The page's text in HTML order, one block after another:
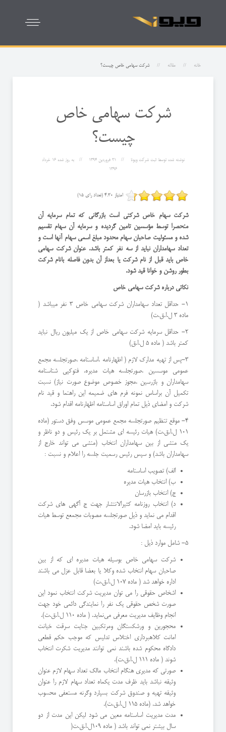
خانه مقاله شرکت سهامی خاص چیست؟
شرکت سهامی خاص
چیست؟
نوشته شده توسطثبت شرکت ویونا 21 فروردين 1394 به روز شده
16 خرداد
1396
امتیاز 4.30 (تعداد رای 15)
شرکت سهام خاص شركتی است بازرگانی كه تمام سرمایه آن
منحصرا توسط مؤسسین تامین گردیده و سرمایه آن سهام تقسیم
شده و مسئولیت صاحبان سهام محدود مبلغ اسمی سهام آنها است و
تعداد سهامداران نباید از سه نفر كمتر باشد. عنوان شركت سهامی
خاص باید قبل از نام شركت یا بعداز آن بدون فاصله بانام شركت
بطور روشن و خوانا قید شود.
نكاتی درباره شركت سهامی خاص
1- حداقل تعداد سهامداران شركت سهامی خاص ٣ نفر میباشد (
ماده ٣ ل.ا.ق.ت)
2- حداقل سرمایه شركت سهامی خاص از یك میلیون ریال نباید
كمتر باشد ( ماده ٥ ل.ا.ق)
3-پس از تهیه مدارك لازم ( اظهارنامه ،اساسنامه ،صورتجلسه مجمع
عمومی موسسین ،صورتجلسه هیات مدیره، فتوكپی شناسنامه
سهامداران و بازرسین ،مجوز خصوص موضوع صورت نیاز) نسبت
تكمیل آن براساس نمونه فرم های ضمیمه این راهنما و قید نام
شركت و امضای ذیل تمام اوراق اساسنامه اظهارنامه اقدام شود.
٤- موقع تنظیم صورتجلسه مجمع عمومی موسس وفق دستور (ماده
١٠١ ل.ا.ق.ت) هیات رئیسه ای مشتمل بر یك رئیس و دو ناظر و
یك منشی از بین سهامداران انتخاب (منشی می تواند خارج از
سهامداران باشد) و سپس رئیس رسمیت جلسه را اعلام و نسبت :
الف) تصویب اساسنامه
ب) انتخاب هیات مدیره
ج) انتخاب بازرسان
د) انتخاب روزنامه كثیرالانتشار جهت ج آگهی های شركت
اقدام می نماید و ذیل صورتجلسه مصوبات مجمعع توسط هیات
رئیسه باید امضا شود.
٥- شامل موارد ذیل :
شركت سهامی خاص بوسیله هیات مدیره ای كه از بین
صاحبان سهام انتخاب شده وكلا یا بعضا قابل عزل می باشند
اداره خواهد شد ( ماده ١٠٧ ل.ا.ق.ت)
اشخاص حقوقی را می توان مدیریت شركت انتخاب نمود این
صورت شخص حقوقی یك نفر را نمایندگی دائمی خود جهت
انجام وظایف مدیریت معرفی می‌نماید. ( ماده ١١٠ ل.ا.ق.ت).
محجورین و ورشكستگان ومرتكبین جنایت سرقت خیانت
امانت كلاهبرداری اختلاس تدلیس كه موجب حكم قطعی
دادگاه محكوم شده باشند نمی توانند مدیریت شكرت انتخاب
شوند ( ماده ١١١ ل.ا.ق.ت).
صورتی كه مدیری هنگام انتخاب مالك تعداد سهام لازم عنوان
وثیقه نباشد باید ظرف مدت یكماه تعداد سهام لازم را عنوان
وثیقه تهیه و صندوق شركت بسپارد وگرنه مستعفی محسوب
خواهد شد. (ماده ١١٥ ل.ا.ق.ت).
مدت مدیریت اساسنامه معین می شود لیكن این مدت از دو
سال بیشتر نمی تواند باشد ( ماده ١٠٩ل.ا.ق.ت(